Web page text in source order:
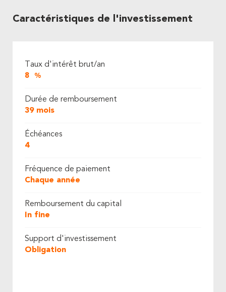
Caractéristiques de l'investissement
Taux d'intérêt brut/an
8 %
Durée de remboursement
39 mois
Échéances
4
Fréquence de paiement
Chaque année
Remboursement du capital
In fine
Support d'investissement
Obligation